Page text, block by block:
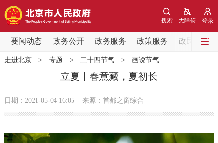
登录
无障碍
搜索
要闻动态 政务公开 政务服务 政策服务 政民互动
要闻动态
党中央精神 国务院信息 中央部委动态
走进北京> 专题 > 二十四节气> 画说节气
立夏丨春意藏，夏初长
日期：2021-05-04 16:05 来源：首都之窗综合